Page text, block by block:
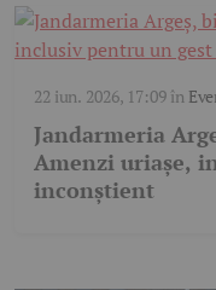
22 iun. 2026, 17:09în
Jandarmeria
Amenzi uriașe,
inconștient